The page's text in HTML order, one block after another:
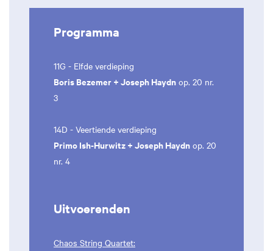
Programma
11G - Elfde verdieping
Boris Bezemer + Joseph Haydn op. 20 nr.
3
14D - Veertiende verdieping
Primo Ish-Hurwitz + Joseph Haydn op. 20
nr. 4
Uitvoerenden
Chaos String Quartet: